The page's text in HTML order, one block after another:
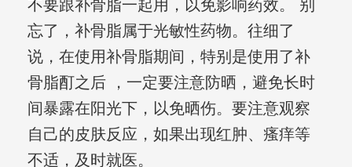
不要跟补骨脂一起用，以免影响药效。 别
忘了，补骨脂属于光敏性药物。往细了
说，在使用补骨脂期间，特别是使用了补
骨脂酊之后 ，一定要注意防晒，避免长时
间暴露在阳光下，以免晒伤。要注意观察
自己的皮肤反应，如果出现红肿、瘙痒等
不适，及时就医。